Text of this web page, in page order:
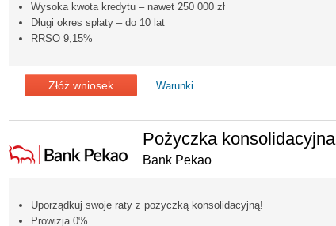
Wysoka kwota kredytu – nawet 250 000 zł
Długi okres spłaty – do 10 lat
RRSO 9,15%
Złóż wniosek Warunki
Pożyczka konsolidacyjna
Bank Pekao
Uporządkuj swoje raty z pożyczką konsolidacyjną!
Prowizja 0%